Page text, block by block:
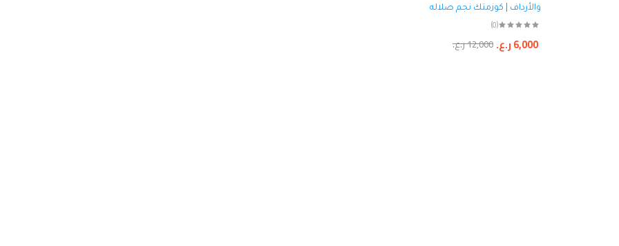
والأرداف | كوزمتك نجم صلاله
(0)
12,000ر.ع. 6,000ر.ع.